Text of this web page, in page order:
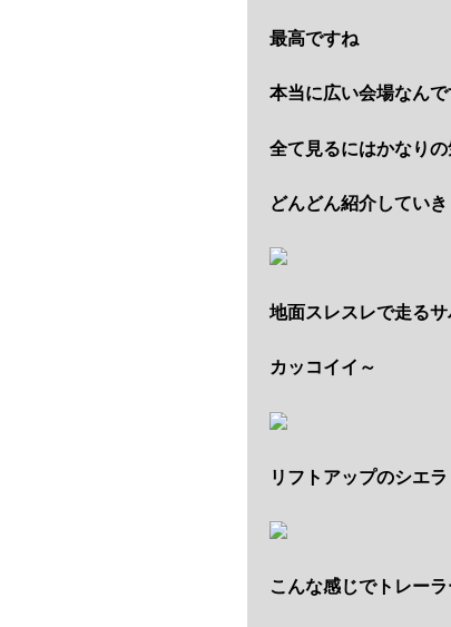
最高ですね
本当に広い会場なんで
全て見るにはかなりの
どんどん紹介してい
地面スレスレで走る
カッコイイ～
リフトアップのシエラ
こんな感じでトレー